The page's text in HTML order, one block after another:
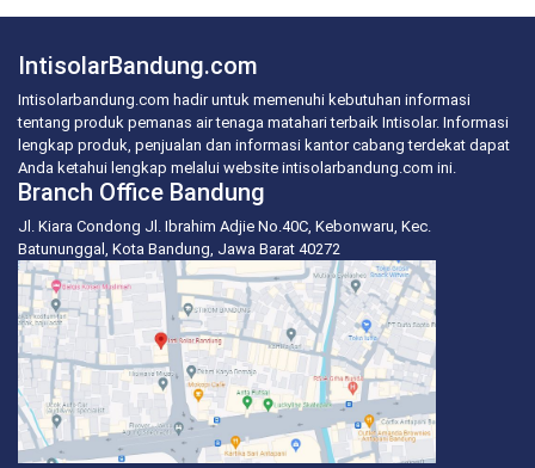
IntisolarBandung.com
Intisolarbandung.com hadir untuk memenuhi kebutuhan informasi
tentang produk pemanas air tenaga matahari terbaik Intisolar. Informasi
lengkap produk, penjualan dan informasi kantor cabang terdekat dapat
Anda ketahui lengkap melalui website intisolarbandung.com ini.
Branch Office Bandung
Jl. Kiara Condong Jl. Ibrahim Adjie No.40C, Kebonwaru, Kec.
Batununggal, Kota Bandung, Jawa Barat 40272